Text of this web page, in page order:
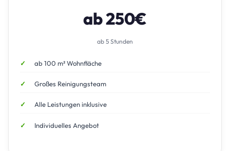
ab 250€
ab 5 Stunden
ab 100 m² Wohnfläche
Großes Reinigungsteam
Alle Leistungen inklusive
Individuelles Angebot